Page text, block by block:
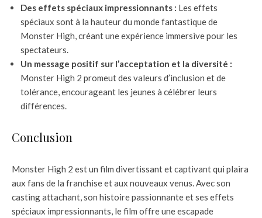
Des effets spéciaux impressionnants : Les effets
spéciaux sont à la hauteur du monde fantastique de
Monster High, créant une expérience immersive pour les
spectateurs.
Un message positif sur l’acceptation et la diversité :
Monster High 2 promeut des valeurs d’inclusion et de
tolérance, encourageant les jeunes à célébrer leurs
différences.
Conclusion
Monster High 2 est un film divertissant et captivant qui plaira
aux fans de la franchise et aux nouveaux venus. Avec son
casting attachant, son histoire passionnante et ses effets
spéciaux impressionnants, le film offre une escapade